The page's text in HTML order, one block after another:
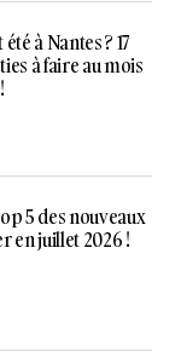
à Nantes ? 17
à faire au mois
5 des nouveaux
en juillet 2026 !